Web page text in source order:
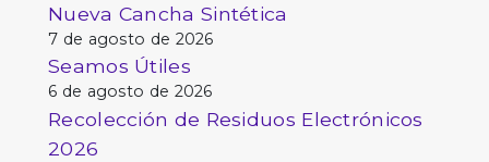
Nueva Cancha Sintética
7 de agosto de 2026
Seamos Útiles
6 de agosto de 2026
Recolección de Residuos Electrónicos
2026